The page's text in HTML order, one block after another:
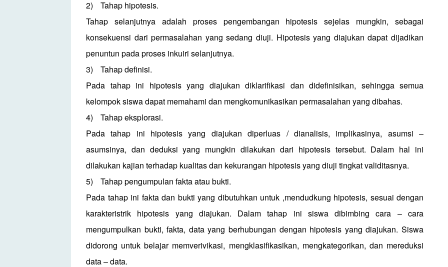
2)
Tahap hipotesis.
Tahap selanjutnya adalah proses pengembangan hipotesis sejelas mungkin, sebagai
konsekuensi dari permasalahan yang sedang diuji. Hipotesis yang diajukan dapat dijadikan
penuntun pada proses inkuiri selanjutnya.
3)
Tahap definisi.
Pada tahap ini hipotesis yang diajukan diklarifikasi dan didefinisikan, sehingga semua
kelompok siswa dapat memahami dan mengkomunikasikan permasalahan yang dibahas.
4)
Tahap eksplorasi.
Pada tahap ini hipotesis yang diajukan diperluas / dianalisis, implikasinya, asumsi –
asumsinya, dan deduksi yang mungkin dilakukan dari hipotesis tersebut. Dalam hal ini
dilakukan kajian terhadap kualitas dan kekurangan hipotesis yang diuji tingkat validitasnya.
5)
Tahap pengumpulan fakta atau bukti.
Pada tahap ini fakta dan bukti yang dibutuhkan untuk ,mendudkung hipotesis, sesuai dengan
karakteristrik hipotesis yang diajukan. Dalam tahap ini siswa dibimbing cara – cara
mengumpulkan bukti, fakta, data yang berhubungan dengan hipotesis yang diajukan. Siswa
didorong untuk belajar memverivikasi, mengklasifikasikan, mengkategorikan, dan mereduksi
data – data.